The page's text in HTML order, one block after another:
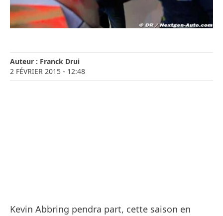
Auteur : Franck Drui
2 FÉVRIER 2015 - 12:48
Kevin Abbring pendra part, cette saison en